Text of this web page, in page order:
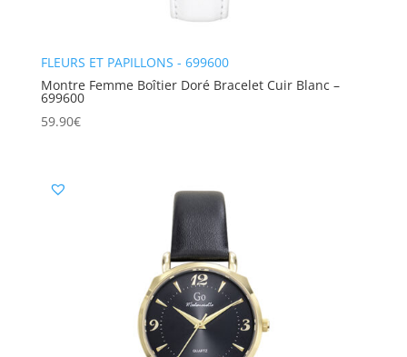
FLEURS ET PAPILLONS - 699600
Montre Femme Boîtier Doré Bracelet Cuir Blanc –
699600
59.90€